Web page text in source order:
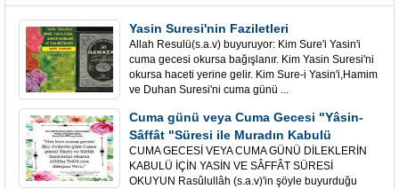
Yasin Suresi'nin Faziletleri
Allah Resulü(s.a.v) buyuruyor: Kim Sure'i Yasin'i
cuma gecesi okursa bağışlanır. Kim Yasin Suresi'ni
okursa haceti yerine gelir. Kim Sure-i Yasin'i,Hamim
ve Duhan Suresi'ni cuma günü ...
Cuma günü veya Cuma Gecesi "Yâsin-
Sâffât "Süresi ile Muradın Kabulü
CUMA GECESİ VEYA CUMA GÜNÜ DİLEKLERİN
KABULÜ İÇİN YASİN VE SÂFFÂT SÜRESİ
OKUYUN Rasûlullâh (s.a.v)'in şöyle buyurduğu